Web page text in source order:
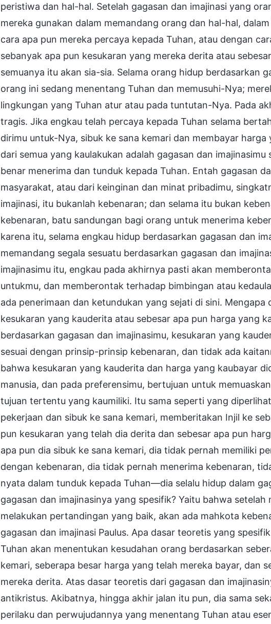
peristiwa dan hal-hal. Setelah gagasan dan imajinasi yang
mereka gunakan dalam memandang orang dan hal-hal,
cara apa pun mereka percaya kepada Tuhan, atau dengan
sebanyak apa pun kesukaran yang mereka derita atau
semuanya itu akan sia-sia. Selama orang hidup berdasarkan
orang ini sedang menentang Tuhan dan memusuhi-Nya;
lingkungan yang Tuhan atur atau pada tuntutan-Nya. Pada
tragis. Jika engkau telah percaya kepada Tuhan selama
dirimu untuk-Nya, sibuk ke sana kemari dan membayar
dari semua yang kaulakukan adalah gagasan dan
benar menerima dan tunduk kepada Tuhan. Entah gagasan
masyarakat, atau dari keinginan dan minat pribadimu,
imajinasi, itu bukanlah kebenaran; dan selama itu bukan
kebenaran, batu sandungan bagi orang untuk menerima
karena itu, selama engkau hidup berdasarkan gagasan dan
memandang segala sesuatu berdasarkan gagasan dan
imajinasimu itu, engkau pada akhirnya pasti akan
untukmu, dan memberontak terhadap bimbingan atau
ada penerimaan dan ketundukan yang sejati di sini. Mengapa
kesukaran yang kauderita atau sebesar apa pun harga yang
berdasarkan gagasan dan imajinasimu, kesukaran yang
sesuai dengan prinsip-prinsip kebenaran, dan tidak ada
bahwa kesukaran yang kauderita dan harga yang kaubayar
manusia, dan pada preferensimu, bertujuan untuk
tujuan tertentu yang kaumiliki. Itu sama seperti yang
pekerjaan dan sibuk ke sana kemari, memberitakan Injil ke
pun kesukaran yang telah dia derita dan sebesar apa pun
apa pun dia sibuk ke sana kemari, dia tidak pernah memiliki
dengan kebenaran, dia tidak pernah menerima kebenaran,
nyata dalam tunduk kepada Tuhan—dia selalu hidup dalam
gagasan dan imajinasinya yang spesifik? Yaitu bahwa
melakukan pertandingan yang baik, akan ada mahkota
gagasan dan imajinasi Paulus. Apa dasar teoretis yang
Tuhan akan menentukan kesudahan orang berdasarkan
kemari, seberapa besar harga yang telah mereka bayar, dan
mereka derita. Atas dasar teoretis dari gagasan dan
antikristus. Akibatnya, hingga akhir jalan itu pun, dia sama
perilaku dan perwujudannya yang menentang Tuhan atau